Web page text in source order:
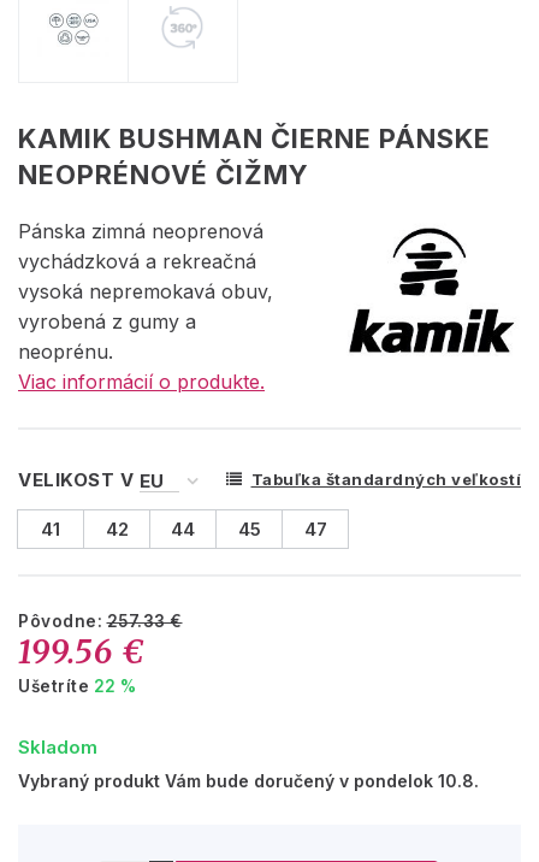
KAMIK BUSHMAN ČIERNE PÁNSKE
NEOPRÉNOVÉ ČIŽMY
Pánska zimná neoprenová
vychádzková a rekreačná
vysoká nepremokavá obuv,
vyrobená z gumy a
neoprénu.
Viac informácií o produkte.
VELIKOST V Tabuľka štandardných veľkostí
41 42 44 45 47
Pôvodne:257.33 €
199.56 €
Ušetríte 22 %
Skladom
Vybraný produkt Vám bude doručený v pondelok 10.8.